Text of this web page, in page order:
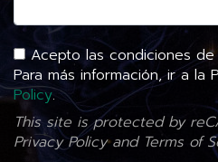
Acepto las condiciones
Para más información, ir a la
Policy.
This site is protected by
Privacy Policyand Terms of